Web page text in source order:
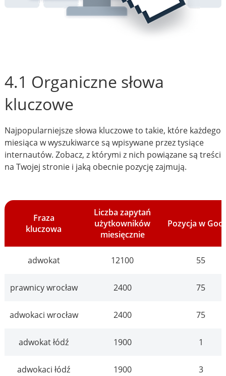
4.1 Organiczne słowa
kluczowe
Najpopularniejsze słowa kluczowe to takie, które każdego
miesiąca w wyszukiwarce są wpisywane przez tysiące
internautów. Zobacz, z którymi z nich powiązane są treści
na Twojej stronie i jaką obecnie pozycję zajmują.
Fraza
kluczowa
Liczba zapytań
użytkowników
miesięcznie
Pozycja w
adwokat 12100 55
prawnicy wrocław 2400 75
adwokaci wrocław 2400 75
adwokat łódź 1900 1
adwokaci łódź 1900 3